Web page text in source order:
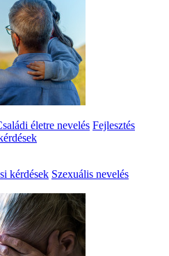
életre nevelés Fejlesztés
kérdések Szexuális nevelés